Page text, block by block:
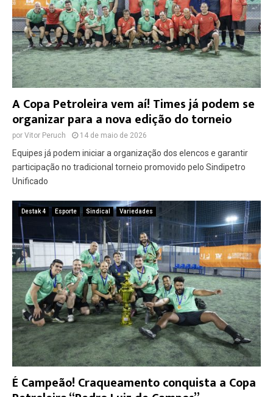
A Copa Petroleira vem aí! Times já podem se
organizar para a nova edição do torneio
por Vitor Peruch 14 de maio de 2026
Equipes já podem iniciar a organização dos elencos e garantir
participação no tradicional torneio promovido pelo Sindipetro
Unificado
Destak 4 Esporte Sindical Variedades
É Campeão! Craqueamento conquista a Copa